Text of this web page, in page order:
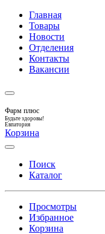
Главная
Товары
Новости
Отделения
Контакты
Вакансии
Фарм плюс
Будьте здоровы!
Евпатория
Корзина
Поиск
Каталог
Просмотры
Избранное
Корзина